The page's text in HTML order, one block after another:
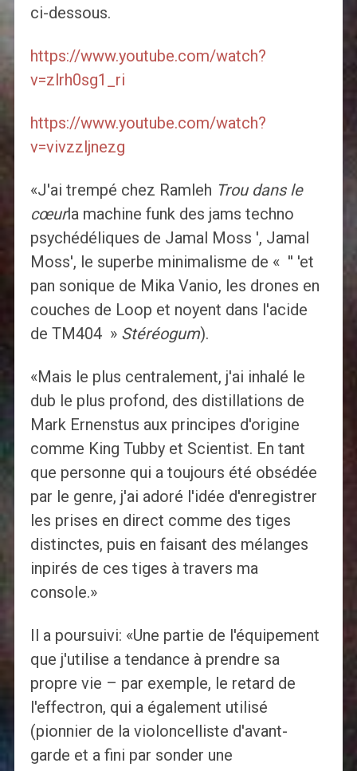
ci-dessous.
https://www.youtube.com/watch?
v=zlrh0sg1_ri
https://www.youtube.com/watch?
v=vivzzljnezg
«J'ai trempé chez Ramleh Trou dans le
cœurla machine funk des jams techno
psychédéliques de Jamal Moss ', Jamal
Moss', le superbe minimalisme de « '' 'et
pan sonique de Mika Vanio, les drones en
couches de Loop et noyent dans l'acide
de TM404 » Stéréogum).
«Mais le plus centralement, j'ai inhalé le
dub le plus profond, des distillations de
Mark Ernenstus aux principes d'origine
comme King Tubby et Scientist. En tant
que personne qui a toujours été obsédée
par le genre, j'ai adoré l'idée d'enregistrer
les prises en direct comme des tiges
distinctes, puis en faisant des mélanges
inpirés de ces tiges à travers ma
console.»
Il a poursuivi: «Une partie de l'équipement
que j'utilise a tendance à prendre sa
propre vie – par exemple, le retard de
l'effectron, qui a également utilisé
(pionnier de la violoncelliste d'avant-
garde et a fini par sonder une